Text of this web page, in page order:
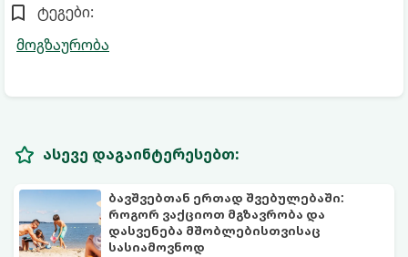
ტეგები:
მოგზაურობა
ასევე დაგაინტერესებთ:
ბავშვებთან ერთად შვებულებაში:
როგორ ვაქციოთ მგზავრობა და
დასვენება მშობლებისთვისაც
სასიამოვნოდ